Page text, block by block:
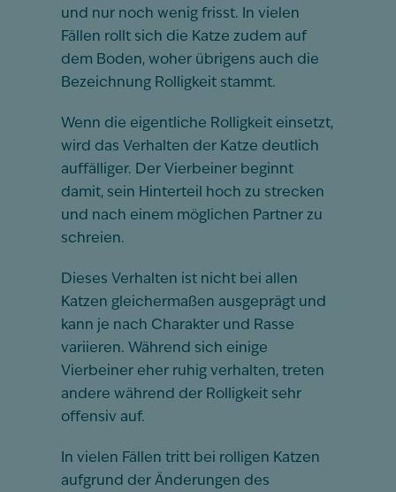
und nur noch wenig frisst. In vielen
Fällen rollt sich die Katze zudem auf
dem Boden, woher übrigens auch die
Bezeichnung Rolligkeit stammt.
Wenn die eigentliche Rolligkeit einsetzt,
wird das Verhalten der Katze deutlich
auffälliger. Der Vierbeiner beginnt
damit, sein Hinterteil hoch zu strecken
und nach einem möglichen Partner zu
schreien.
Dieses Verhalten ist nicht bei allen
Katzen gleichermaßen ausgeprägt und
kann je nach Charakter und Rasse
variieren. Während sich einige
Vierbeiner eher ruhig verhalten, treten
andere während der Rolligkeit sehr
offensiv auf.
In vielen Fällen tritt bei rolligen Katzen
aufgrund der Änderungen des